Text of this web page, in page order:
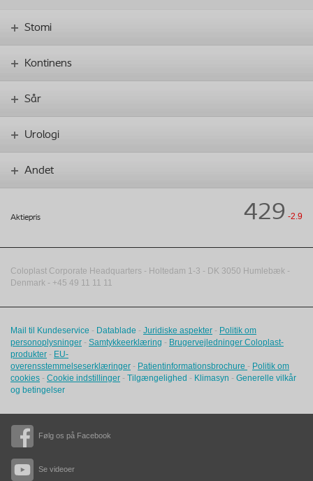
Følg os på Facebook
Se videoer
Stomi
Kontinens
Sår
Urologi
Andet
Aktiepris 429 -2.9
Coloplast Corporate Headquarters - Holtedam 1-3 - DK 3050 Humlebæk -
Denmark - +45 49 11 11 11
Mail til Kundeservice - Datablade - Juridiske aspekter - Politik om
personoplysninger - Samtykkeerklæring - Brugervejledninger Coloplast-
produkter - EU-
overensstemmelseserklæringer - Patientinformationsbrochure - Politik om
cookies - Cookie indstillinger - Tilgængelighed - Klimasyn - Generelle vilkår
og betingelser